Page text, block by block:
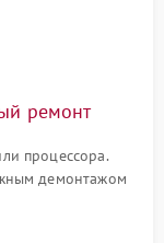
ремонт
процессора.
демонтажом
дорожек,